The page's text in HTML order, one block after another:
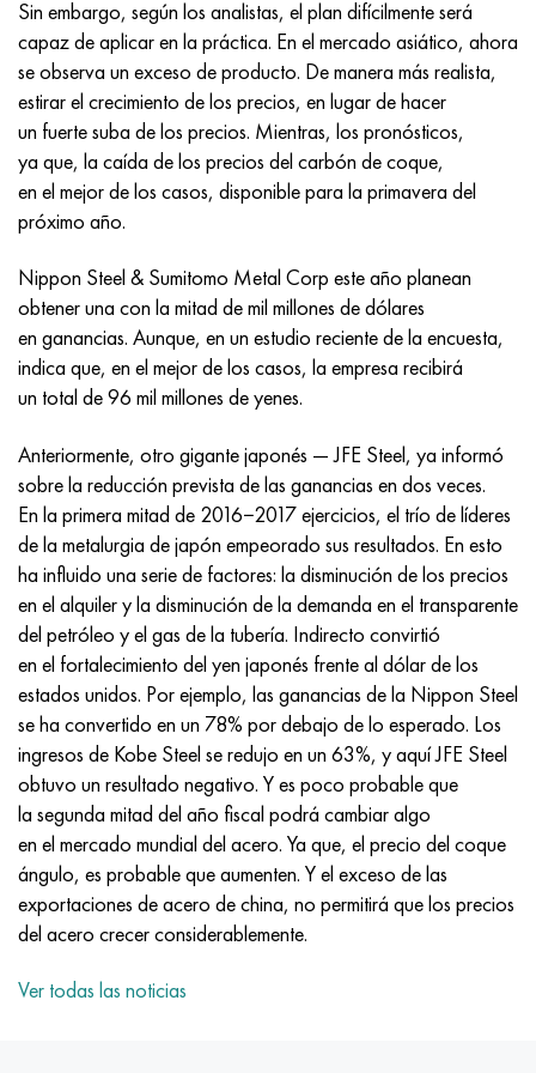
Sin embargo, según los analistas, el plan difícilmente será
capaz de aplicar en la práctica. En el mercado asiático, ahora
se observa un exceso de producto. De manera más realista,
estirar el crecimiento de los precios, en lugar de hacer
un fuerte suba de los precios. Mientras, los pronósticos,
ya que, la caída de los precios del carbón de coque,
en el mejor de los casos, disponible para la primavera del
próximo año.
Nippon Steel & Sumitomo Metal Corp este año planean
obtener una con la mitad de mil millones de dólares
en ganancias. Aunque, en un estudio reciente de la encuesta,
indica que, en el mejor de los casos, la empresa recibirá
un total de 96 mil millones de yenes.
Anteriormente, otro gigante japonés — JFE Steel, ya informó
sobre la reducción prevista de las ganancias en dos veces.
En la primera mitad de 2016−2017 ejercicios, el trío de líderes
de la metalurgia de japón empeorado sus resultados. En esto
ha influido una serie de factores: la disminución de los precios
en el alquiler y la disminución de la demanda en el transparente
del petróleo y el gas de la tubería. Indirecto convirtió
en el fortalecimiento del yen japonés frente al dólar de los
estados unidos. Por ejemplo, las ganancias de la Nippon Steel
se ha convertido en un 78% por debajo de lo esperado. Los
ingresos de Kobe Steel se redujo en un 63%, y aquí JFE Steel
obtuvo un resultado negativo. Y es poco probable que
la segunda mitad del año fiscal podrá cambiar algo
en el mercado mundial del acero. Ya que, el precio del coque
ángulo, es probable que aumenten. Y el exceso de las
exportaciones de acero de china, no permitirá que los precios
del acero crecer considerablemente.
Ver todas las noticias
Incotherm
incotest
Jette M152
Cobalto 6B
René 41
Maraging 300
MP35N
MP159
multimetro n155
Nicrofer 5923 hMo
Nicrofer 6030
Nitronik 40
Nitronik 50
Nitrónico 60
47ND
47НХР
49KF
49K2F, 49K2FA-VI
Aleación 50NP
50NHS
52K12F
56DGNH
68NKhVKTYu
79NM, Lupa 7904
80NM
80NMV-VI
80NHS
81HMA
HN62VMYUT
HN62MVKYU
HN63MB
XN65VM
KhN67MVTYu
KhN68VKTYU
KhN70VMTYu
HN73MBTYu
XN70YU
HN75MBTYu
XN75TBYu
XN77TYu
XN77TYUR
ХН78Т
VT-35
PT-1M
PT-3V
PT-7M
SPT-2 sv
A LAS 3
TL3
5B
TL5
A LAS 6
TS-6
14 titanio
SP-17
40 titanio
1.4466 - AISI 310MoLn
Aleación Al6xn
15-7Ph® - 1.4532
PH 13-8 meses - 1.4534
Custom 455® - 1.4543 - uns s45500
1.4545 - 15-5Ph®
1.4550 - AISI 347
1.4567 - AISI 304Cu
1.4570-aisi303Cu
1.4574 - Aleación PH 15-7 Mo®
1.4580 - AISI 316Cb
1.4597 - AISI 204Cu
Aleación 28 - 1.4563
Aleación 31 - 1.4562
10X17H13M3T
10X18N18Yu4D
11X11N2V2MF
12Х18Н9Т
15x11mf
15х12vnmf
15X16K5N2MVFAB
15X16H2AM
18X11MNFB
18X12VMBFR
20X12VNMF
20Х3FMI
21NKMT
37X12N8G8MFB
2,0872, CuNi10Fe1Mn, Cw352h
Bronce aluminio silicio
CW301G, C64200
bronce de silicio
C65620, CuSi3Fe2Zn3
C65100, CuSi1.5
c92200, CuSn6Zn4Pb2
latón rojo
C84400, CuSn2ZnPb
C83600, CuSn5ZnPb
45G2, 45g2, AISI 1144
Aleación de acero estructural
10g2, 10g2, AISI 1513
12X2H4A, 15NiCr13, 1.5752
20G, 20mn5
20XH3A, AISI 4320, 20hn3a
25KhGM, 20CrMo5, 1.7264
30X, AISI 5130, 30h
30hgs, 30hgs
30hgsa, 30hgsa
30hgsn2a, 30hgsna
30xn2ma, 30CrNiMo8
30хн3а, 31nicr14
34khn3ma, 36NiCrMo16, 35NiCrMo16
Р6М5, 1.3343, hs6-5-2, sw7m
Р6М5К5, 1.3243, hs6-5-2-5
R6M5F3, 1.3344, hs6-5-3
9М4К8,1.3207
P18, 1,3355, hs18-0-1, sw18
Acero carbono
11G12, 110G13L, X120Mn12